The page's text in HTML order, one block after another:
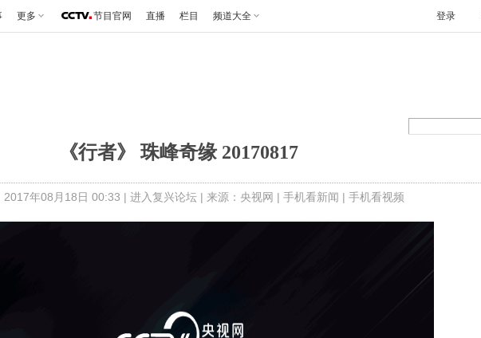
更多 节目官网 直播 栏目 频道大全 登录
《行者》 珠峰奇缘 20170817
2017年08月18日 00:33 | 进入复兴论坛 | 来源：央视网 | 手机看新闻 | 手机看视频